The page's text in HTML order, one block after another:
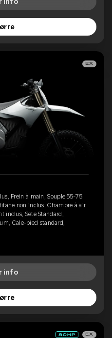
EX
Frein à main, Souple 55-75
non inclus, Chambre à air
inclus, Sete Standard,
Cale-pied standard,
info
EX